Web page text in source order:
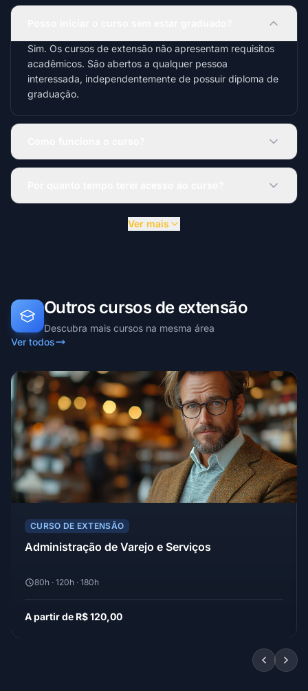
Sim. Os cursos de extensão não apresentam requisitos
acadêmicos. São abertos a qualquer pessoa
interessada, independentemente de possuir diploma de
graduação.
Ver mais
Outros cursos de extensão
Descubra mais cursos na mesma área
Ver todos
CURSO DE EXTENSÃO
Administração de Varejo e Serviços
80h · 120h · 180h
A partir de R$ 120,00